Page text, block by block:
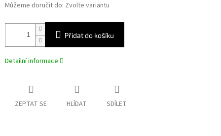
Můžeme doručit do: Zvolte variantu
Přidat do košíku
Detailní informace
ZEPTAT SE HLÍDAT SDÍLET